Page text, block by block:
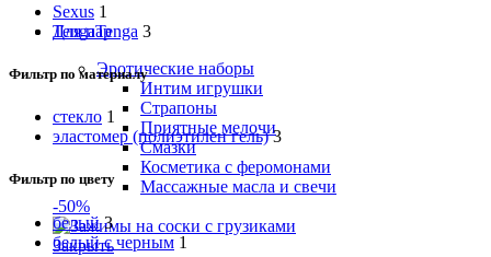
Для пар
Эротические наборы
Интим игрушки
Страпоны
Приятные мелочи
Смазки
Косметика с феромонами
Массажные масла и свечи
-50%
Закрыть
Sexus 1
TengaTenga 3
Фильтр по материалу
стекло 1
эластомер (полиэтилен гель) 3
Фильтр по цвету
белый 3
белый с черным 1